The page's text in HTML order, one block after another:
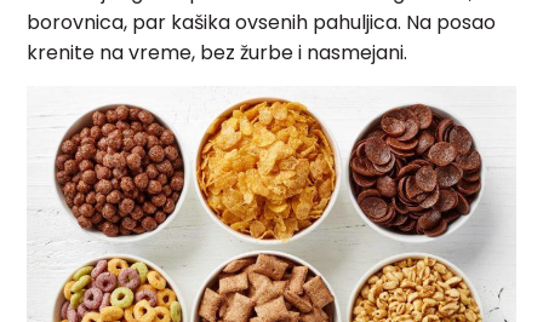
borovnica, par kašika ovsenih pahuljica. Na posao
krenite na vreme, bez žurbe i nasmejani.